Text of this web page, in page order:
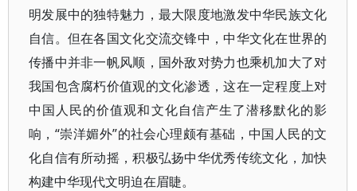
明发展中的独特魅力，最大限度地激发中华民族文化
自信。但在各国文化交流交锋中，中华文化在世界的
传播中并非一帆风顺，国外敌对势力也乘机加大了对
我国包含腐朽价值观的文化渗透，这在一定程度上对
中国人民的价值观和文化自信产生了潜移默化的影
响，“崇洋媚外”的社会心理颇有基础，中国人民的文
化自信有所动摇，积极弘扬中华优秀传统文化，加快
构建中华现代文明迫在眉睫。